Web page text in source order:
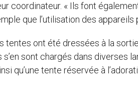
coordinateur. « Ils font
que l’utilisation des appareils
tentes ont été dressées à la
sont chargés dans diverses
qu’une tente réservée à